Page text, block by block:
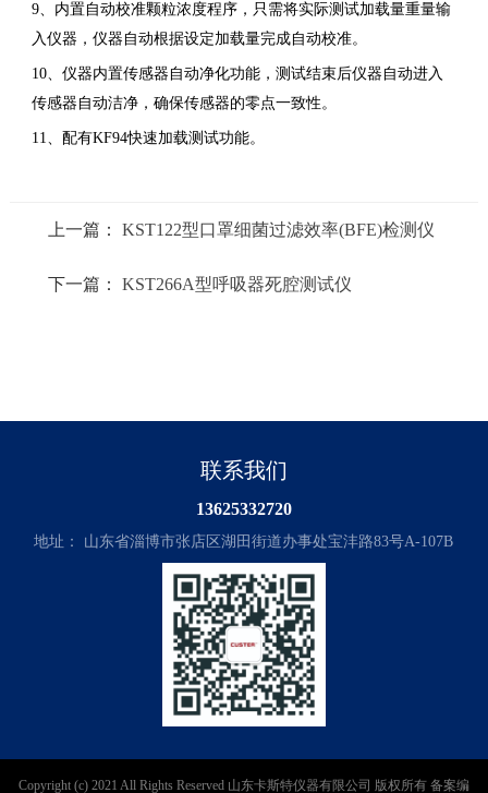
9、内置自动校准颗粒浓度程序，只需将实际测试加载量重量输
入仪器，仪器自动根据设定加载量完成自动校准。
10、仪器内置传感器自动净化功能，测试结束后仪器自动进入
传感器自动洁净，确保传感器的零点一致性。
11、配有KF94快速加载测试功能。
上一篇： KST122型口罩细菌过滤效率(BFE)检测仪
下一篇： KST266A型呼吸器死腔测试仪
联系我们
13625332720
地址： 山东省淄博市张店区湖田街道办事处宝沣路83号A-107B
Copyright (c) 2021 All Rights Reserved 山东卡斯特仪器有限公司 版权所有 备案编